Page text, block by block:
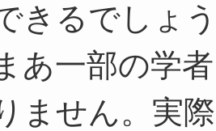
きるでしょ
あ一部の学
ません。実